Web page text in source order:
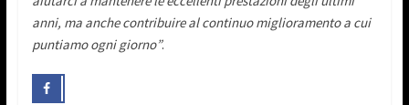
anni, ma anche contribuire al continuo miglioramento a cui
puntiamo ogni giorno”.